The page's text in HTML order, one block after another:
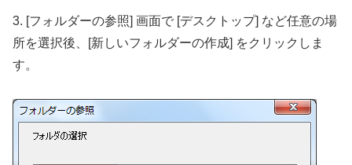
3. [フォルダーの参照] 画面で [デスクトップ] など任意の場
所を選択後、[新しいフォルダーの作成] をクリックしま
す。